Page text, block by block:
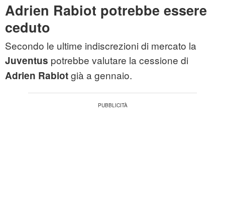
Adrien Rabiot potrebbe essere
ceduto
Secondo le ultime indiscrezioni di mercato la
Juventus potrebbe valutare la cessione di
Adrien Rabiotgià a gennaio.